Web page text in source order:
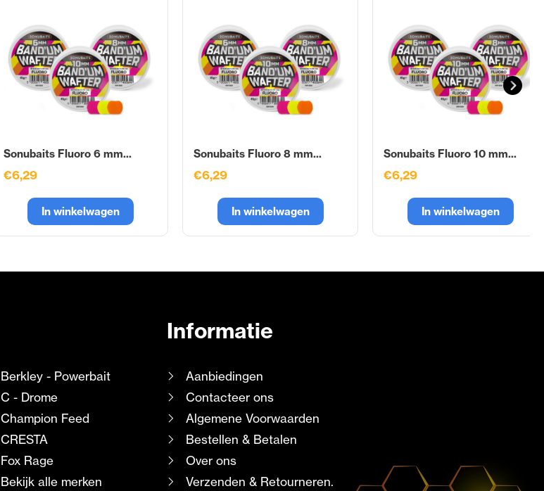
Sonubaits Fluoro 6 mm...
€6,29
In winkelwagen
Sonubaits Fluoro 8 mm...
€6,29
In winkelwagen
Sonubaits Fluoro 10 mm...
€6,29
In winkelwagen
Berkley - Powerbait
C - Drome
Champion Feed
CRESTA
Fox Rage
Bekijk alle merken
Informatie
Aanbiedingen
Contacteer ons
Algemene Voorwaarden
Bestellen & Betalen
Over ons
Verzenden & Retourneren.